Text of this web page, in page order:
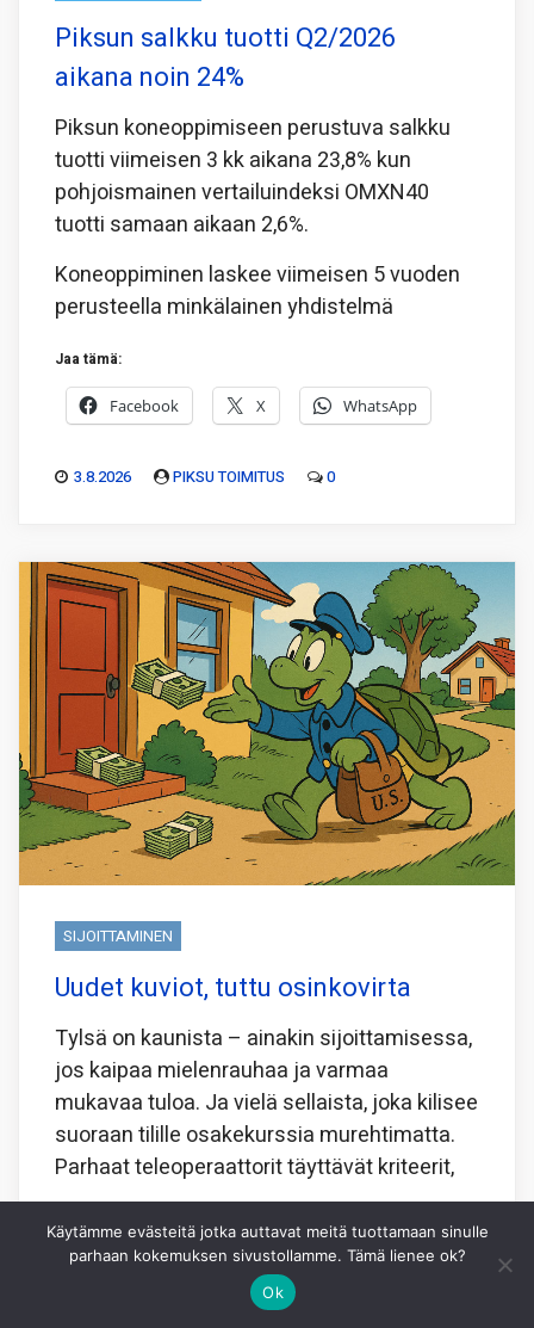
Piksun salkku tuotti Q2/2026
aikana noin 24%
Piksun koneoppimiseen perustuva salkku
tuotti viimeisen 3 kk aikana 23,8% kun
pohjoismainen vertailuindeksi OMXN40
tuotti samaan aikaan 2,6%.
Koneoppiminen laskee viimeisen 5 vuoden
perusteella minkälainen yhdistelmä
Jaa tämä:
Facebook X WhatsApp
3.8.2026 PIKSU TOIMITUS 0
SIJOITTAMINEN
Uudet kuviot, tuttu osinkovirta
Tylsä on kaunista – ainakin sijoittamisessa,
jos kaipaa mielenrauhaa ja varmaa
mukavaa tuloa. Ja vielä sellaista, joka kilisee
suoraan tilille osakekurssia murehtimatta.
Parhaat teleoperaattorit täyttävät kriteerit,
Facebook X WhatsApp
Käytämme evästeitä jotka auttavat meitä tuottamaan sinulle
parhaan kokemuksen sivustollamme. Tämä lienee ok?
Ok